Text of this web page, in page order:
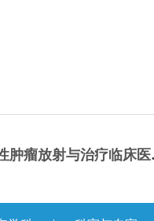
射与治疗临床医学研究中心